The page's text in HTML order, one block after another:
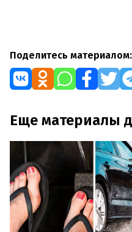
Поделитесь материалом:
Еще материалы